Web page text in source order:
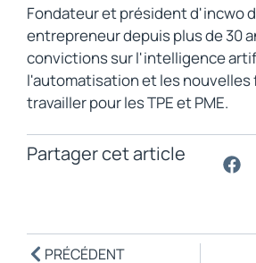
Fondateur et président d'incwo
entrepreneur depuis plus de 30
convictions sur l'intelligence
l'automatisation et les nouvelles
travailler pour les TPE et PME.
Partager cet article
PRÉCÉDENT